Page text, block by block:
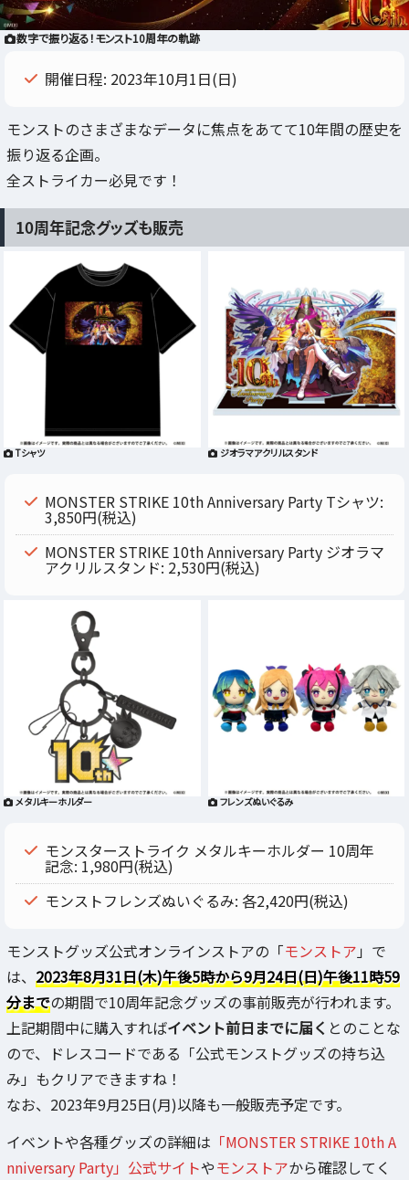
数字で振り返る！モンスト10周年の軌跡
開催日程: 2023年10月1日(日)
モンストのさまざまなデータに焦点をあてて10年間の歴史を
振り返る企画。
全ストライカー必見です！
10周年記念グッズも販売
Tシャツ ジオラマアクリルスタンド
MONSTER STRIKE 10th Anniversary Party Tシャツ:
3,850円(税込)
MONSTER STRIKE 10th Anniversary Party ジオラマ
アクリルスタンド: 2,530円(税込)
メタルキーホルダー フレンズぬいぐるみ
モンスターストライク メタルキーホルダー 10周年
記念: 1,980円(税込)
モンストフレンズぬいぐるみ: 各2,420円(税込)
モンストグッズ公式オンラインストアの「モンストア 」で
は、 2023年8月31日(木)午後5時から9月24日(日)午後11時59
分までの期間で10周年記念グッズの事前販売が行われます。
上記期間中に購入すればイベント前日までに届く とのことな
ので、ドレスコードである「公式モンストグッズの持ち込
み」もクリアできますね！
なお、2023年9月25日(月)以降も一般販売予定です。
イベントや各種グッズの詳細は 「MONSTER STRIKE 10th A
nniversary Party」公式サイトやモンストアから確認してく